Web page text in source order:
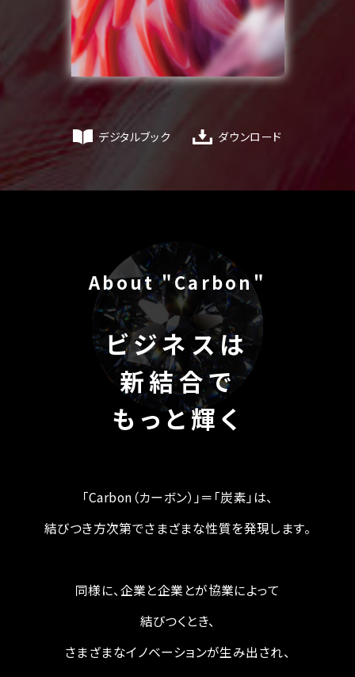
デジタルブック ダウンロード
About "Carbon"
ビジネスは
新結合で
もっと輝く
「Carbon（カーボン）」＝「炭素」は、
結びつき方次第でさまざまな性質を発現します。
同様に、企業と企業とが協業によって
結びつくとき、
さまざまなイノベーションが生み出され、